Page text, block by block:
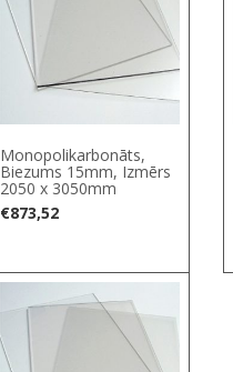
Monopolikarbonāts,
Biezums 15mm, Izmērs
2050 х 3050mm
€873,52